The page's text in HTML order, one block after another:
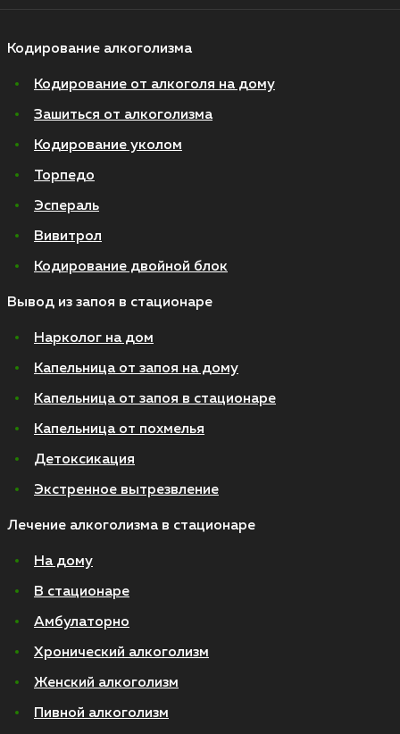
Кодирование алкоголизма
Кодирование от алкоголя на дому
Зашиться от алкоголизма
Кодирование уколом
Торпедо
Эспераль
Вивитрол
Кодирование двойной блок
Вывод из запоя в стационаре
Нарколог на дом
Капельница от запоя на дому
Капельница от запоя в стационаре
Капельница от похмелья
Детоксикация
Экстренное вытрезвление
Лечение алкоголизма в стационаре
На дому
В стационаре
Амбулаторно
Хронический алкоголизм
Женский алкоголизм
Пивной алкоголизм